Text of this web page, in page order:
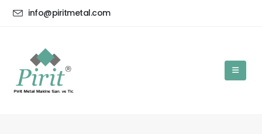
info@piritmetal.com